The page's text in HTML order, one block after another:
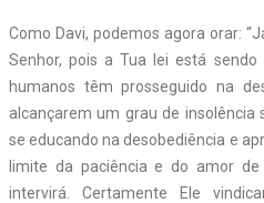
Como Davi, podemos agora orar:
Senhor, pois a Tua lei está sendo
humanos têm prosseguido na
alcançarem um grau de insolência
se educando na desobediência e
limite da paciência e do amor
intervirá. Certamente Ele